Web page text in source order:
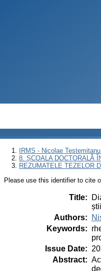
IRMS - Nicolae
8. ȘCOALA DOCTORALĂ
REZUMATELE TEZELOR
Please use this identifier to cite
Title:
Authors:
Keywords:
Issue Date:
Abstract: